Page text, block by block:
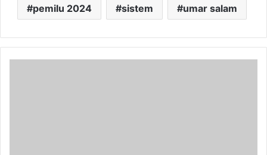
pemilu 2024 sistem umar salam